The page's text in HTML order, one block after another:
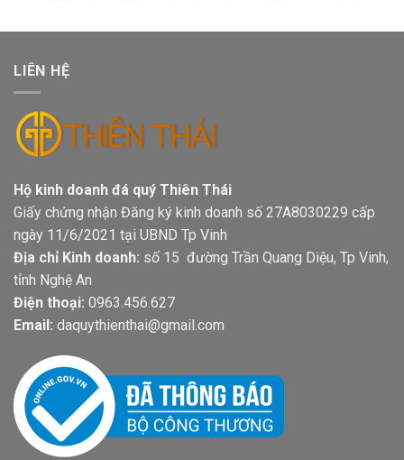
LIÊN HỆ
Hộ kinh doanh đá quý Thiên Thái
Giấy chứng nhận Đăng ký kinh doanh số 27A8030229 cấp
ngày 11/6/2021 tại UBND Tp Vinh
Địa chỉ Kinh doanh: số 15 đường Trần Quang Diệu, Tp Vinh,
tỉnh Nghệ An
Điện thoại: 0963.456.627
Email: daquythienthai@gmail.com